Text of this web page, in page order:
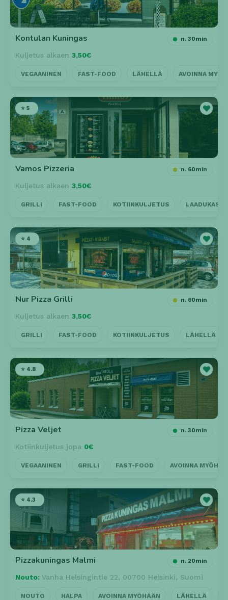
Kontulan Kuningas n. 30min
Kuljetus alkaen 3,50€
VEGAANINEN FAST-FOOD LÄHELLÄ AVOINNA
⭐ 5
Vamos Pizzeria n. 60min
Kuljetus alkaen 3,50€
GRILLI FAST-FOOD KOTIINKULJETUS LAADUKAS
⭐ 4
Nur Pizza Grilli n. 60min
Kuljetus alkaen 3,50€
GRILLI FAST-FOOD KOTIINKULJETUS LÄHELLÄ
⭐ 4.8
Pizza Veljet n. 30min
Kotiinkuljetus jopa 0€
VEGAANINEN GRILLI FAST-FOOD AVOINNA
⭐ 4.3
Pizzakuningas Malmi n. 20min
Nouto: Vanha Helsingintie 22, 00700 Helsinki, Suomi
NOUTO HALPA AVOINNA MYÖHÄÄN LÄHELLÄ